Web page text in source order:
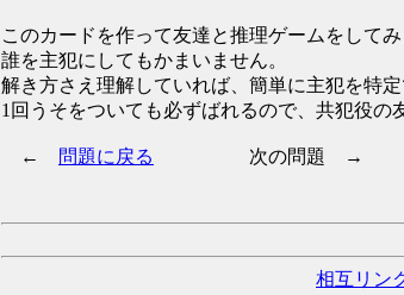
このカードを作って友達と推理ゲームをしてみ
誰を主犯にしてもかまいません。
解き方さえ理解していれば、簡単に主犯を特定
1回うそをついても必ずばれるので、共犯役の
← 問題に戻る 次の問題 →
相互リン